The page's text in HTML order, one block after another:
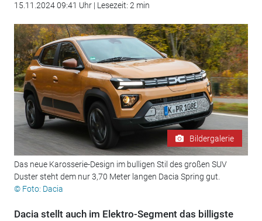
15.11.2024 09:41 Uhr | Lesezeit: 2 min
Bildergalerie
Das neue Karosserie-Design im bulligen Stil des großen SUV
Duster steht dem nur 3,70 Meter langen Dacia Spring gut.
© Foto: Dacia
Dacia stellt auch im Elektro-Segment das billigste